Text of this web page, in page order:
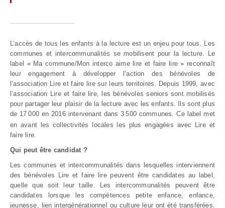
L’accès de tous les enfants à la lecture est un enjeu pour tous. Les
communes et intercommunalités se mobilisent pour la lecture. Le
label « Ma commune/Mon interco aime lire et faire lire » reconnaît
leur engagement à développer l’action des bénévoles de
l’association Lire et faire lire sur leurs territoires. Depuis 1999, avec
l’association Lire et faire lire, les bénévoles seniors sont mobilisés
pour partager leur plaisir de la lecture avec les enfants. Ils sont plus
de 17 000 en 2016 intervenant dans 3 500 communes. Ce label met
en avant les collectivités locales les plus engagées avec Lire et
faire lire.
Qui peut être candidat ?
Les communes et intercommunalités dans lesquelles interviennent
des bénévoles Lire et faire lire peuvent être candidates au label,
quelle que soit leur taille. Les intercommunalités peuvent être
candidates lorsque les compétences petite enfance, enfance,
jeunesse, lien intergénérationnel ou culture leur ont été transférées.